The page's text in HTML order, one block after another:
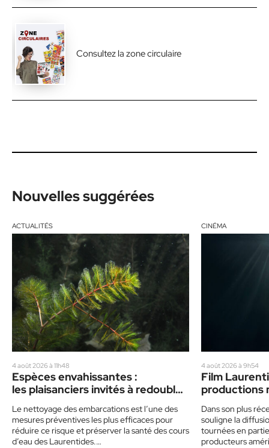
Consultez la zone circulaire
Nouvelles suggérées
ACTUALITÉS
4 août 2026 à 11h48
Espèces envahissantes :
les plaisanciers invités à redoubler
Le nettoyage des embarcations est l’une des
mesures préventives les plus efficaces pour
réduire ce risque et préserver la santé des cours
d’eau des Laurentides.…
CINÉMA
4 août 2026 à 9h54
Film
productions
Dans son plus
souligne la
tournées en
producteurs